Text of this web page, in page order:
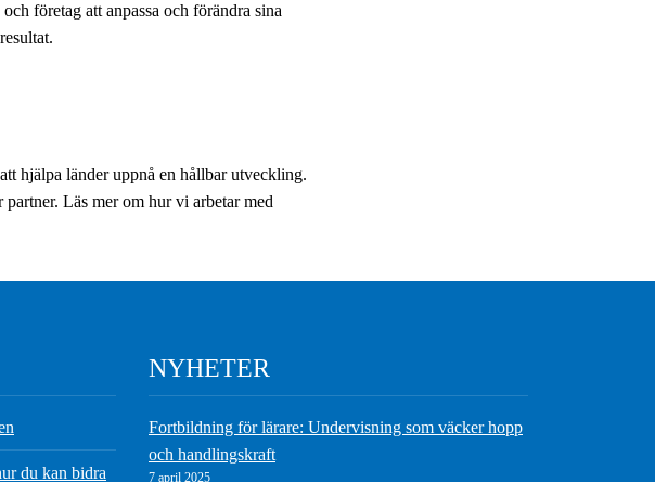
företag att anpassa och förändra sina
hjälpa länder uppnå en hållbar utveckling.
Läs mer om hur vi arbetar med
du kan bidra
NYHETER
Fortbildning för lärare: Undervisning som väcker hopp
och handlingskraft
7 april 2025